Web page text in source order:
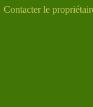
Contacter le